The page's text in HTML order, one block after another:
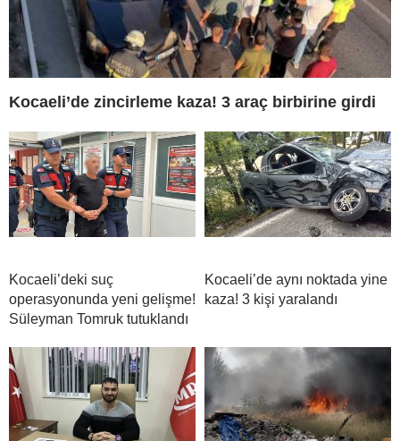
Kocaeli’de zincirleme kaza! 3 araç birbirine girdi
Kocaeli’deki suç
operasyonunda yeni gelişme!
Süleyman Tomruk tutuklandı
Kocaeli’de aynı noktada yine
kaza! 3 kişi yaralandı